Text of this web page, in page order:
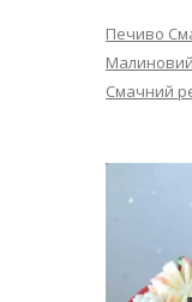
Печиво
Малиновий
Смачний